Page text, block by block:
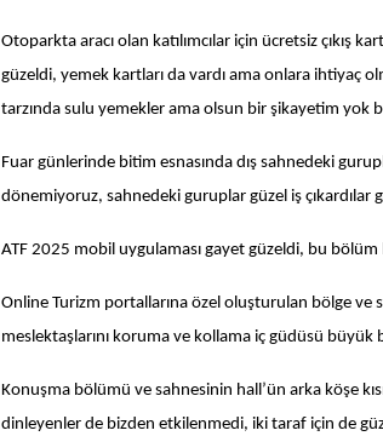
Otoparkta aracı olan katılımcılar için ücretsiz çıkış
güzeldi, yemek kartları da vardı ama onlara ihtiyaç
tarzında sulu yemekler ama olsun bir şikayetim yok
Fuar günlerinde bitim esnasında dış sahnedeki
dönemiyoruz, sahnedeki guruplar güzel iş çıkardılar
ATF 2025 mobil uygulaması gayet güzeldi, bu
Online Turizm portallarına özel oluşturulan bölge ve
meslektaşlarını koruma ve kollama iç güdüsü
Konuşma bölümü ve sahnesinin hall’ün arka köşe
dinleyenler de bizden etkilenmedi, iki taraf için de